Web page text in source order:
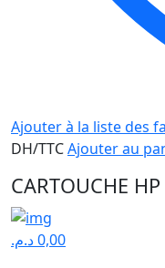
Ajouter à la liste des
DH/TTCAjouter au
CARTOUCHE
0,00د.م.